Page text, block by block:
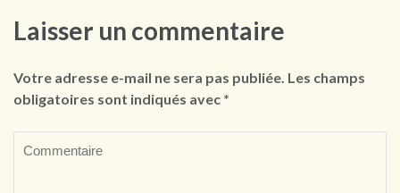
Laisser un commentaire
Votre adresse e-mail ne sera pas publiée. Les champs
obligatoires sont indiqués avec *